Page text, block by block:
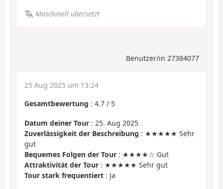
Maschinell übersetzt
Benutzer/in 27384077
25 Aug 2025 um 13:24
Gesamtbewertung : 4.7 / 5
Datum deiner Tour : 25. Aug 2025
Zuverlässigkeit der Beschreibung : ★★★★★ Sehr
gut
Bequemes Folgen der Tour : ★★★★☆ Gut
Attraktivität der Tour : ★★★★★ Sehr gut
Tour stark frequentiert : Ja